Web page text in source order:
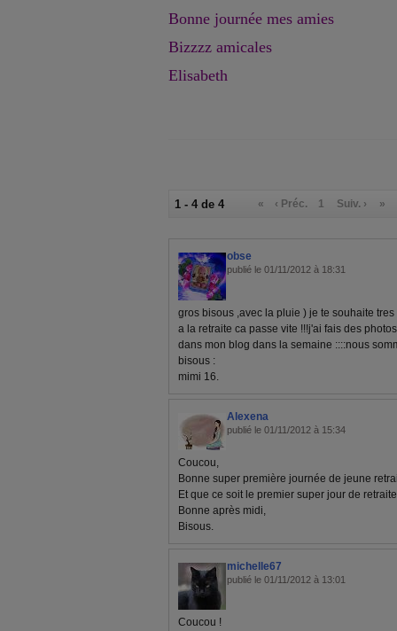
Bonne journée mes amies
Bizzzz amicales
Elisabeth
1 - 4 de 4 « ‹ Préc. 1 Suiv. › »
obse
publié le 01/11/2012 à 18:31
gros bisous ,avec la pluie ) je te souhaite
a la retraite ca passe vite !!!j'ai fais des
dans mon blog dans la semaine ::::nous
bisous :
mimi 16.
Alexena
publié le 01/11/2012 à 15:34
Coucou,
Bonne super première journée de jeune
Et que ce soit le premier super jour de
Bonne après midi,
Bisous.
michelle67
publié le 01/11/2012 à 13:01
Coucou !